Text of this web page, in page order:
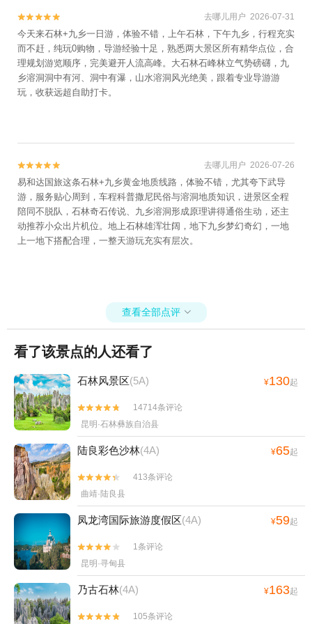

 去哪儿用户 2026-07-31
今天来石林+九乡一日游，体验不错，上午石林，下午九乡，行程充实
而不赶，纯玩0购物，导游经验十足，熟悉两大景区所有精华点位，合
理规划游览顺序，完美避开人流高峰。大石林石峰林立气势磅礴，九
乡溶洞洞中有河、洞中有瀑，山水溶洞风光绝美，跟着专业导游游
玩，收获远超自助打卡。

 去哪儿用户 2026-07-26
易和达国旅这条石林+九乡黄金地质线路，体验不错，尤其夸下武导
游，服务贴心周到，车程科普撒尼民俗与溶洞地质知识，进景区全程
陪同不脱队，石林奇石传说、九乡溶洞形成原理讲得通俗生动，还主
动推荐小众出片机位。地上石林雄浑壮阔，地下九乡梦幻奇幻，一地
上一地下搭配合理，一整天游玩充实有层次。
查看全部点评 
看了该景点的人还看了
石林风景区(5A) ¥130起


14714条评论
昆明·石林彝族自治县
陆良彩色沙林(4A) ¥65起


413条评论
曲靖·陆良县
凤龙湾国际旅游度假区(4A) ¥59起


1条评论
昆明·寻甸县
乃古石林(4A) ¥163起

 105条评论